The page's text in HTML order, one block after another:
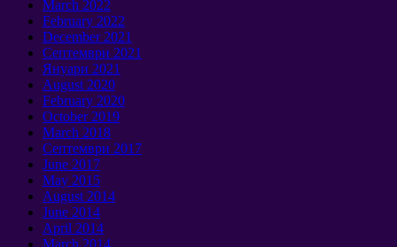
March 2022
February 2022
December2021
Септември 2021
Януари 2021
August 2020
February 2020
October2019
March 2018
Септември 2017
June 2017
May 2015
August 2014
June 2014
April 2014
March 2014